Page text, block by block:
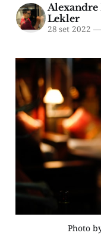
Alexandre
Lekler
28 set 2022 —
Photo